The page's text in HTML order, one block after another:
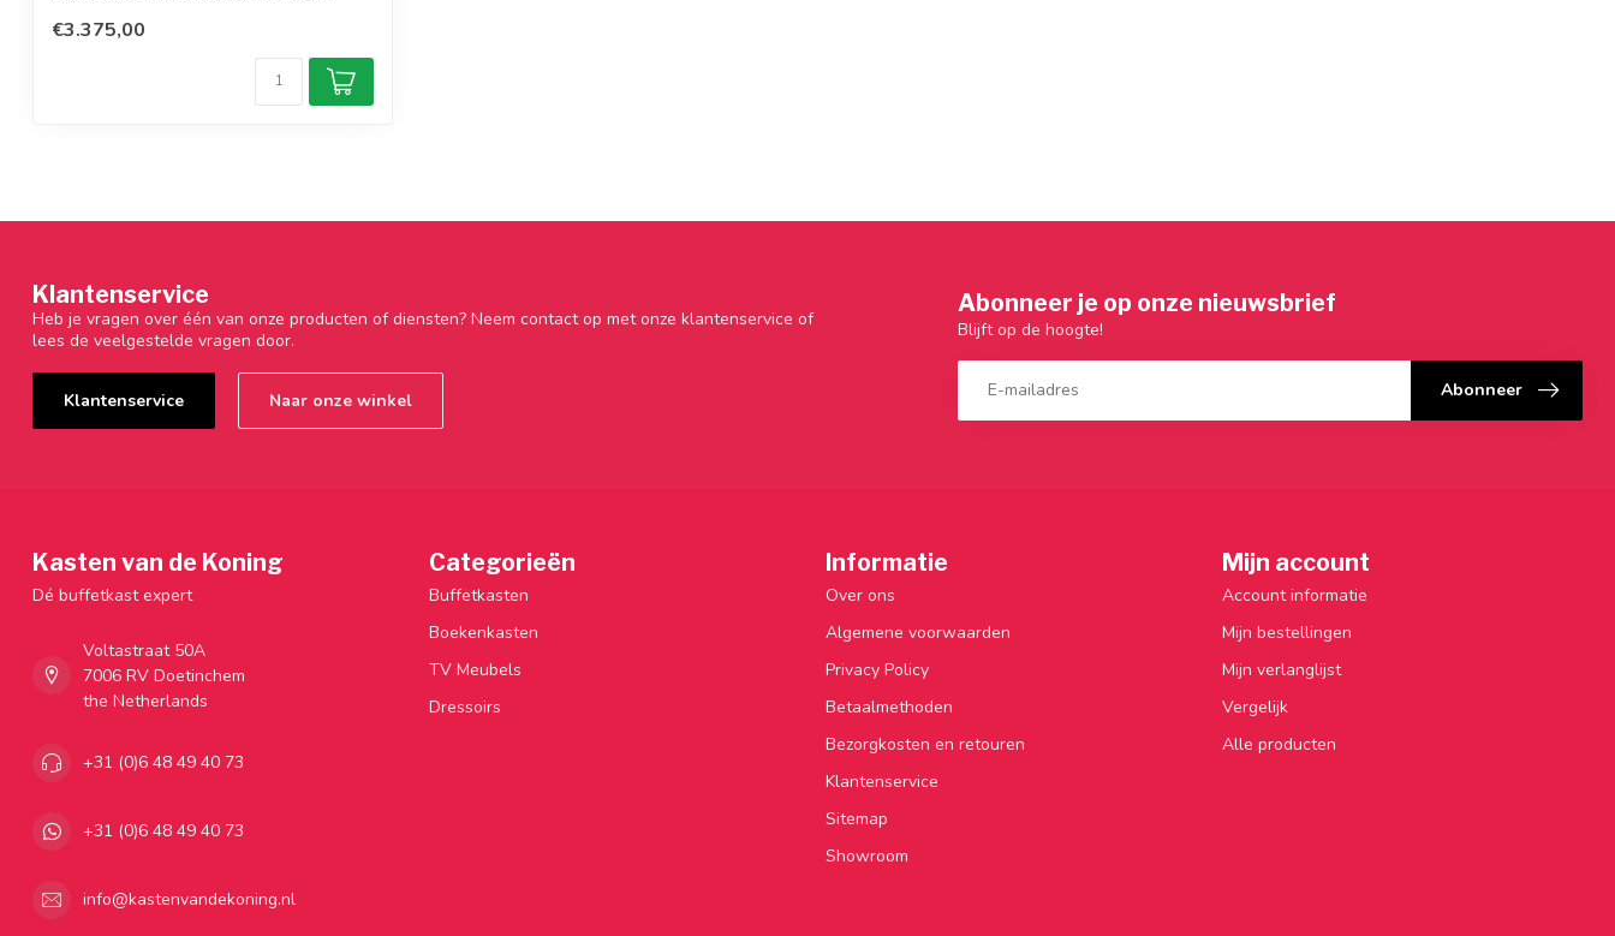
€3.375,00
Klantenservice
Heb je vragen over één van onze producten of diensten? Neem contact op met onze klantenservice of
lees de veelgestelde vragen door.
Klantenservice Naar onze winkel
Abonneer je op onze nieuwsbrief
Blijft op de hoogte!
Abonneer
Kasten van de Koning
Dé buffetkast expert
Voltastraat 50A
7006 RV Doetinchem
the Netherlands
+31 (0)6 48 49 40 73
+31 (0)6 48 49 40 73
info@kastenvandekoning.nl
Categorieën
Buffetkasten
Boekenkasten
TV Meubels
Dressoirs
Informatie
Over ons
Algemene voorwaarden
Privacy Policy
Betaalmethoden
Bezorgkosten en retouren
Klantenservice
Sitemap
Showroom
Mijn account
Account informatie
Mijn bestellingen
Mijn verlanglijst
Vergelijk
Alle producten